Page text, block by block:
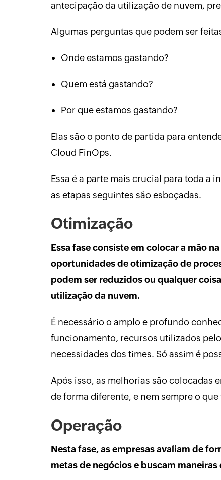
antecipação da utilização de nuvem,
Algumas perguntas que podem ser
Onde estamos gastando?
Quem está gastando?
Por que estamos gastando?
Elas são o ponto de partida para
Cloud FinOps.
Essa é a parte mais crucial para toda a
as etapas seguintes são esboçadas.
Otimização
Essa fase consiste em colocar a mão
oportunidades de otimização de
podem ser reduzidos ou qualquer
utilização da nuvem.
É necessário o amplo e profundo
funcionamento, recursos utilizados
necessidades dos times. Só assim é
Após isso, as melhorias são colocadas
de forma diferente, e nem sempre o
Operação
Nesta fase, as empresas avaliam de
metas de negócios e buscam